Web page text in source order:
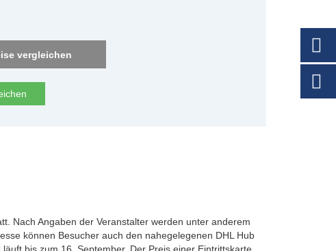
vergleichen
Nach Angaben der Veranstalter werden unter anderem
können Besucher auch den nahegelegenen DHL Hub